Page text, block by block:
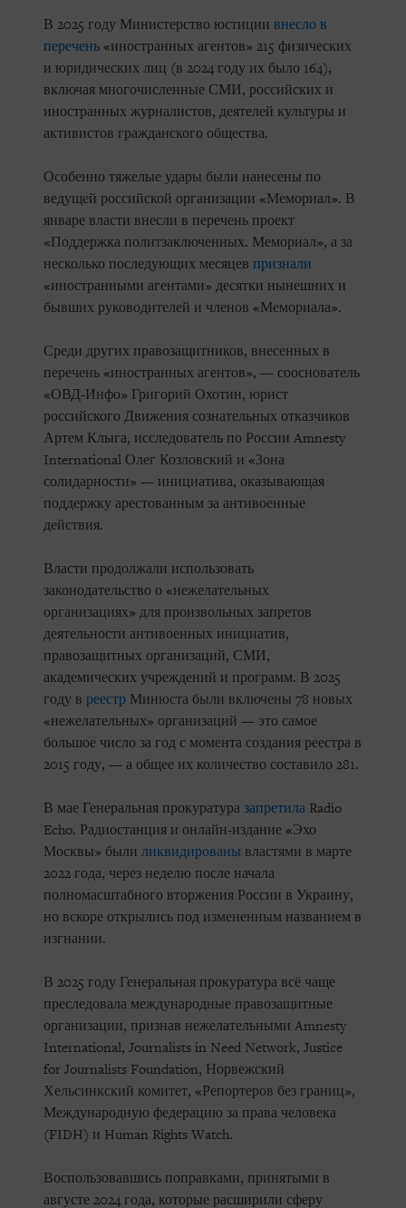
В 2025 году Министерство юстиции внесло в
перечень «иностранных агентов» 215 физических
и юридических лиц (в 2024 году их было 164),
включая многочисленные СМИ, российских и
иностранных журналистов, деятелей культуры и
активистов гражданского общества.
Особенно тяжелые удары были нанесены по
ведущей российской организации «Мемориал». В
январе власти внесли в перечень проект
«Поддержка политзаключенных. Мемориал», а за
несколько последующих месяцев признали
«иностранными агентами» десятки нынешних и
бывших руководителей и членов «Мемориала».
Среди других правозащитников, внесенных в
перечень «иностранных агентов», — сооснователь
«ОВД-Инфо» Григорий Охотин, юрист
российского Движения сознательных отказчиков
Артем Клыга, исследователь по России Amnesty
International Олег Козловский и «Зона
солидарности» — инициатива, оказывающая
поддержку арестованным за антивоенные
действия.
Власти продолжали использовать
законодательство о «нежелательных
организациях» для произвольных запретов
деятельности антивоенных инициатив,
правозащитных организаций, СМИ,
академических учреждений и программ. В 2025
году в реестр Минюста были включены 78 новых
«нежелательных» организаций — это самое
большое число за год с момента создания реестра в
2015 году, — а общее их количество составило 281.
В мае Генеральная прокуратура запретила Radio
Echo. Радиостанция и онлайн-издание «Эхо
Москвы» были ликвидированы властями в марте
2022 года, через неделю после начала
полномасштабного вторжения России в Украину,
но вскоре открылись под измененным названием в
изгнании.
В 2025 году Генеральная прокуратура всё чаще
преследовала международные правозащитные
организации, признав нежелательными Amnesty
International, Journalists in Need Network, Justice
for Journalists Foundation, Норвежский
Хельсинкский комитет, «Репортеров без границ»,
Международную федерацию за права человека
(FIDH) и Human Rights Watch.
Воспользовавшись поправками, принятыми в
августе 2024 года, которые расширили сферу